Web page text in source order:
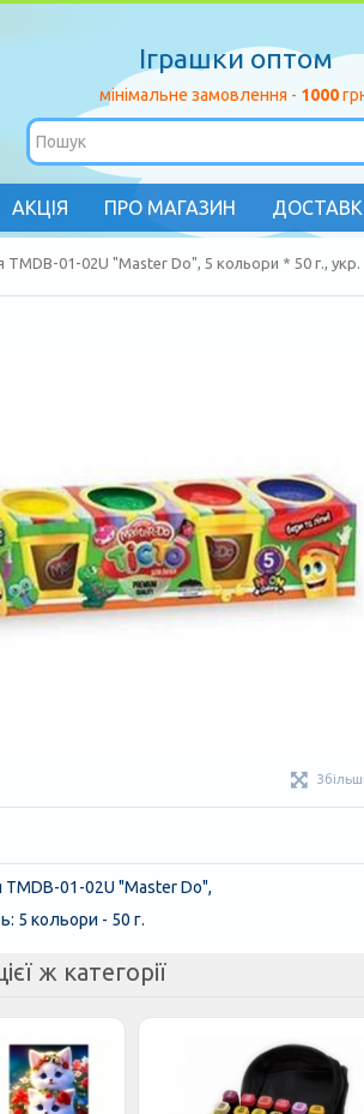
Іграшки оптом
мінімальне замовлення - 1000
АКЦІЯ ПРО МАГАЗИН
TMDB-01-02U "Master Do", 5 кольори * 50 г., укр.
TMDB-01-02U "Master Do",
5 кольори - 50 г.
ж категорії